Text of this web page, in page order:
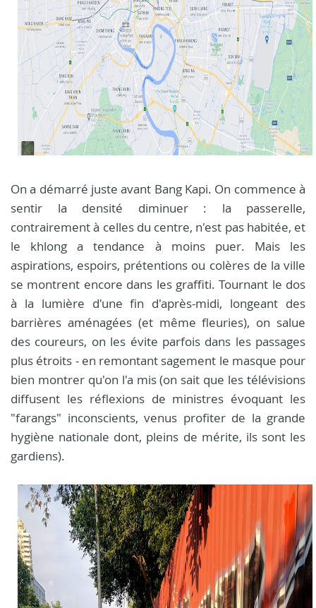
On a démarré juste avant Bang Kapi. On commence à
sentir la densité diminuer : la passerelle,
contrairement à celles du centre, n'est pas habitée, et
le khlong a tendance à moins puer. Mais les
aspirations, espoirs, prétentions ou colères de la ville
se montrent encore dans les graffiti. Tournant le dos
à la lumière d'une fin d'après-midi, longeant des
barrières aménagées (et même fleuries), on salue
des coureurs, on les évite parfois dans les passages
plus étroits - en remontant sagement le masque pour
bien montrer qu'on l'a mis (on sait que les télévisions
diffusent les réflexions de ministres évoquant les
"farangs" inconscients, venus profiter de la grande
hygiène nationale dont, pleins de mérite, ils sont les
gardiens).